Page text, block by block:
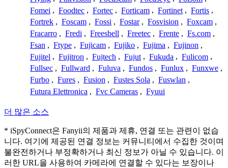
Fomei , Foodtec , Fortec , Forticam , Fortinet , Fortis ,
Fortrek , Foscam , Fossi , Fostar , Fosvision , Foxcam ,
Fracarro , Fredi , Freesbell , Freetec , Frente , Fs.com ,
Fsan , Ftype , Fujicam , Fujiko , Fujima , Fujinon ,
Fujitel , Fujitron , Fujtech , Fujut , Fukuda , Fulicom ,
Fullsec , Fullward , Fuluva , Fundos , Funlux , Funxwe ,
Furbo , Fures , Fusion , Fustes Sola , Fuswlan ,
Futura Elettronica , Fvc Cameras , Fyuui
더 많은 소스
* iSpyConnect은 Fanyii의 제품과 제휴, 연결 또는 관련이 없습
니다. 여기에 제공된 연결 정보는 커뮤니티에서 수집한 것이며
불완전하거나 부정확하거나 최신 정보가 아닐 수 있습니다. 이
러한 URL을 사용하여 카메라에 연결할 수 있다는 보장이나